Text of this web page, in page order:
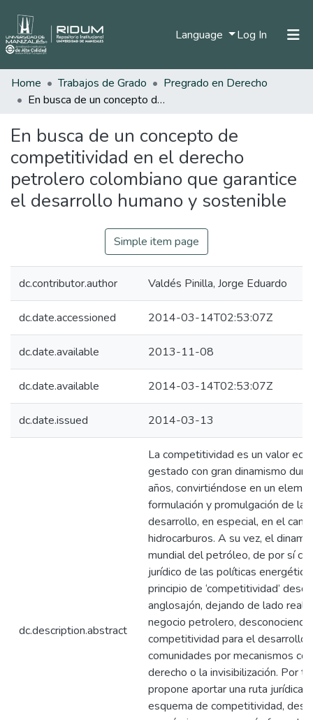
Language Log In (current)
All of DSpace
Home Trabajos de Grado
Pregrado en Derecho
En busca de un concepto de competitividad en el derecho petrolero colombiano que garantice el desarrollo humano y sostenible
En busca de un concepto de
competitividad en el derecho
petrolero colombiano que garantice
el desarrollo humano y sostenible
Simple item page
dc.contributor.author Valdés Pinilla, Jorge Eduardo
dc.date.accessioned 2014-03-14T02:53:07Z
dc.date.available 2013-11-08
dc.date.available 2014-03-14T02:53:07Z
dc.date.issued 2014-03-13
dc.description.abstract
La competitividad es un valor
gestado con gran dinamismo
años, convirtiéndose en un
formulación y promulgación de
desarrollo, en especial, en el
hidrocarburos. A su vez, el
mundial del petróleo, de por sí
jurídico de las políticas
principio de ‘competitividad’
anglosajón, dejando de lado
negocio petrolero,
competitividad para el desarrollo
comunidades por mecanismos
derecho o la invisibilización. Por
propone aportar una ruta jurídica
esquema de competitividad,